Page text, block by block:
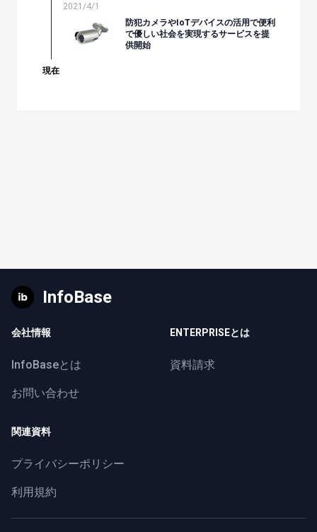
2021/4/1
防犯カメラやIoTデバイスの活用で便利
で優しい社会を実現するサービスを提
供開始
現在
InfoBase
会社情報
InfoBaseとは
お問い合わせ
ENTERPRISEとは
資料請求
関連資料
プライバシーポリシー
利用規約